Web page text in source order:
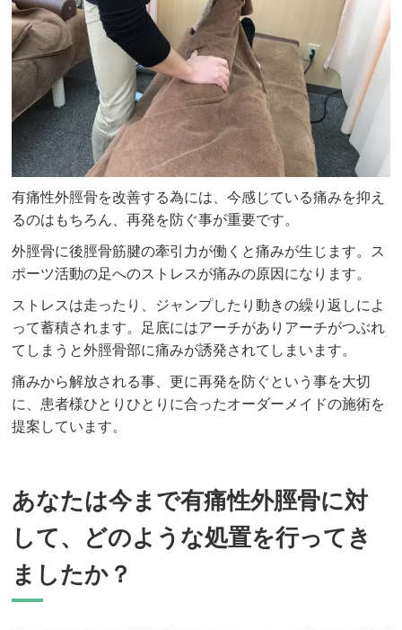
有痛性外脛骨を改善する為には、今感じている痛みを抑え
るのはもちろん、再発を防ぐ事が重要です。
外脛骨に後脛骨筋腱の牽引力が働くと痛みが生じます。ス
ポーツ活動の足へのストレスが痛みの原因になります。
ストレスは走ったり、ジャンプしたり動きの繰り返しによ
って蓄積されます。足底にはアーチがありアーチがつぶれ
てしまうと外脛骨部に痛みが誘発されてしまいます。
痛みから解放される事、更に再発を防ぐという事を大切
に、患者様ひとりひとりに合ったオーダーメイドの施術を
提案しています。
あなたは今まで有痛性外脛骨に対
して、どのような処置を行ってき
ましたか？